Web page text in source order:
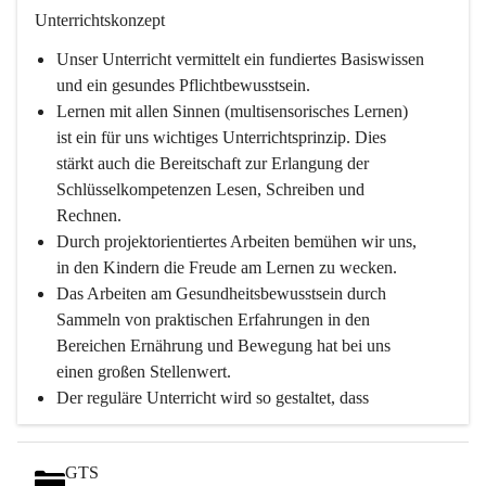
Unterrichtskonzept
Unser Unterricht vermittelt ein fundiertes Basiswissen
und ein gesundes Pflichtbewusstsein.
Lernen mit allen Sinnen (multisensorisches Lernen)
ist ein für uns wichtiges Unterrichtsprinzip. Dies
stärkt auch die Bereitschaft zur Erlangung der
Schlüsselkompetenzen Lesen, Schreiben und
Rechnen.
Durch projektorientiertes Arbeiten bemühen wir uns,
in den Kindern die Freude am Lernen zu wecken.
Das Arbeiten am Gesundheitsbewusstsein durch
Sammeln von praktischen Erfahrungen in den
Bereichen Ernährung und Bewegung hat bei uns
einen großen Stellenwert.
Der reguläre Unterricht wird so gestaltet, dass
Bewegungseinheiten immer möglich sind.
unsere Schüler*innen in einer entspannten
GTS